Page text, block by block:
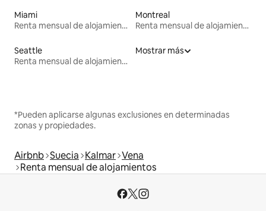
Miami
Renta mensual de alojamientos
Montreal
Renta mensual de alojamientos
Seattle
Renta mensual de alojamientos
Mostrar más
*Pueden aplicarse algunas exclusiones en determinadas
zonas y propiedades.
Airbnb Suecia Kalmar Vena
Renta mensual de alojamientos